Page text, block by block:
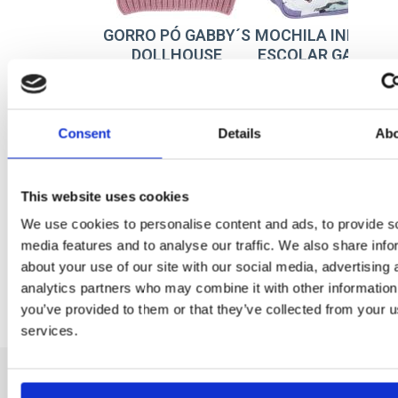
Consent Details
This website uses cookies
We use cookies to personalise content and ads, to provide
media features and to analyse our traffic. We also share
about your use of our site with our social media, advertising
analytics partners who may combine it with other
you’ve provided to them or that they’ve collected from your
services.
GORRO PÓ GABBY´S
DOLLHOUSE
MOCHILA
ESCOLAR GABBY´S